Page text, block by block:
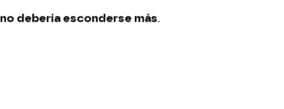
no debería esconderse más.